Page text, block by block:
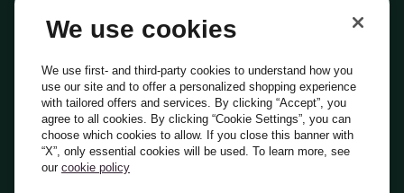
Everli Shoppers
Scopri chi siamo
Domande frequenti
Lavora con noi
Diventa Shopper
Investitori
PrivacyCookiePreferenze Cookie
Termini e Condizioni
We use cookies
We use first- and third-party cookies to understand how you
use our site and to offer a personalized shopping experience
with tailored offers and services. By clicking “Accept”, you
agree to all cookies. By clicking “Cookie Settings”, you can
choose which cookies to allow. If you close this banner with
“X”, only essential cookies will be used. To learn more, see
our cookie policy